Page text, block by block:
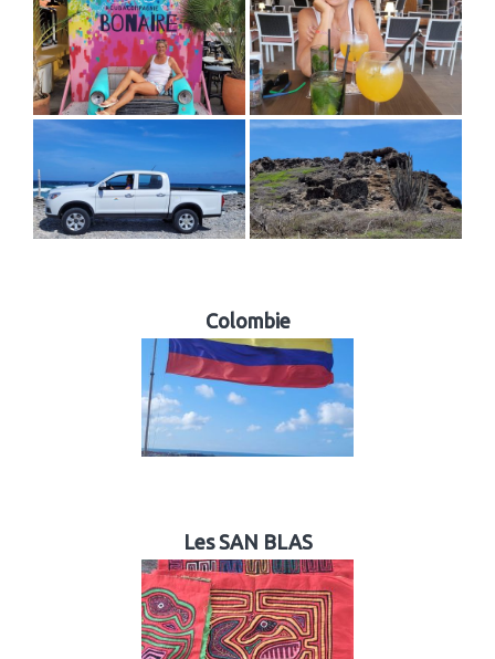
Colombie
Les SAN BLAS